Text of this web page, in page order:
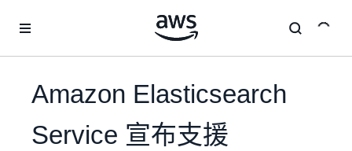
Amazon Elasticsearch
Service 宣布支援